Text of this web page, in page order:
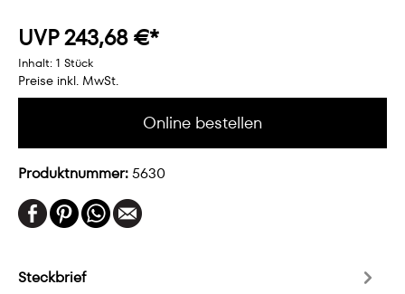
UVP 243,68 €*
Inhalt: 1 Stück
Preise inkl. MwSt.
Online bestellen
Produktnummer:5630
Steckbrief